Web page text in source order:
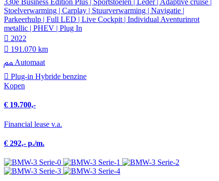
330e Business Edition Plus | Sportstoelen | Leder | Adaptive cruise |
Stoelverwarming | Carplay | Stuurverwarming | Navigatie |
Parkeerhulp | Full LED | Live Cockpit | Individual Aventurinrot
metallic | PHEV | Plug In
2022
191.070 km
Automaat
Plug-in Hybride benzine
Kopen
€ 19.700,-
Financial lease v.a.
€ 292,- p./m.